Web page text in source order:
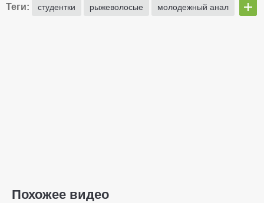
Теги: студентки рыжеволосые молодежный анал
Похожее видео